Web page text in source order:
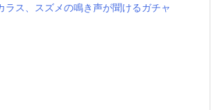
ラス、スズメの鳴き声が聞けるガチャ